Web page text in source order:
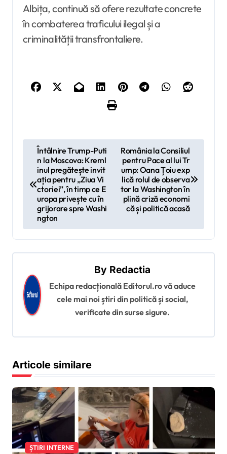
Albița, continuă să ofere rezultate concrete
în combaterea traficului ilegal și a
criminalității transfrontaliere.
a
î
n
a
i
c
o
l
e
Întâlnire Trump-Puti
n la Moscova: Kreml
inul pregătește invit
ația pentru „Ziua Vi
ctoriei”, în timp ce E
uropa privește cu în
grijorare spre Washi
ngton
România la Consiliul
pentru Pace al lui Tr
ump: Oana Țoiu exp
lică rolul de observa
tor la Washington în
plină criză economi
că și politică acasă
By Redactia
Echipa redacțională Editorul.ro vă aduce
cele mai noi știri din politică și social,
verificate din surse sigure.
Articole similare
ȘTIRI INTERNE